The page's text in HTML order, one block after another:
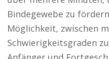
Bindegewebe zu
Möglichkeit, zwischen
Schwierigkeitsgraden